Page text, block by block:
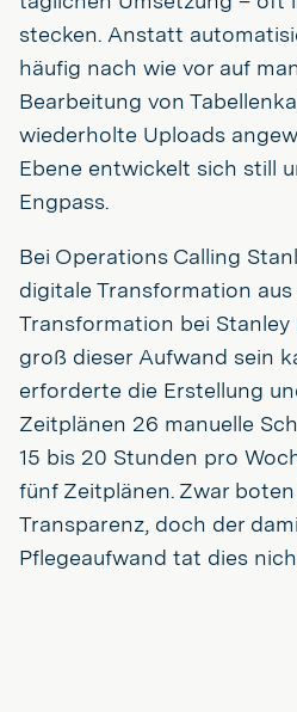
stecken. Anstatt
häufig nach wie vor auf
Bearbeitung von
wiederholte Uploads
Ebene entwickelt sich still
Engpass.
Bei Operations Calling
digitale Transformation
Transformation bei Stanley
groß dieser Aufwand sein
erforderte die Erstellung
Zeitplänen 26 manuelle
15 bis 20 Stunden pro
fünf Zeitplänen. Zwar
Transparenz, doch der
Pflegeaufwand tat dies